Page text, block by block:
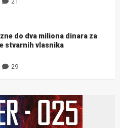
do dva miliona dinara za
stvarnih vlasnika
29